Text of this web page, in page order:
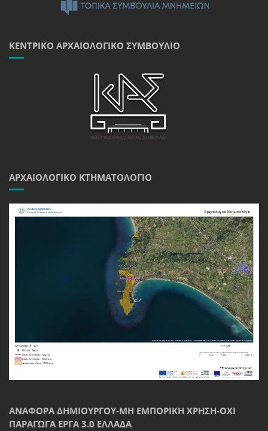
ΚΕΝΤΡΙΚΌ ΑΡΧΑΙΟΛΟΓΙΚΌ ΣΥΜΒΟΎΛΙΟ
ΑΡΧΑΙΟΛΟΓΙΚΌ ΚΤΗΜΑΤΟΛΌΓΙΟ
ΑΝΑΦΟΡΆ ΔΗΜΙΟΥΡΓΟΎ-ΜΗ ΕΜΠΟΡΙΚΉ ΧΡΉΣΗ-ΌΧΙ
ΠΑΡΆΓΩΓΑ ΈΡΓΑ 3.0 ΕΛΛΆΔΑ